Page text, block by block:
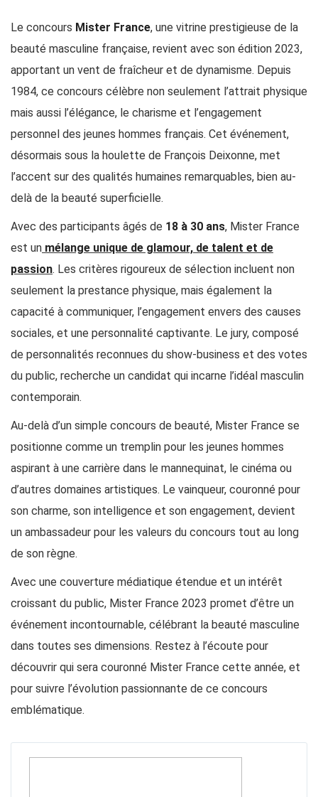
Le concours Mister France, une vitrine prestigieuse de la
beauté masculine française, revient avec son édition 2023,
apportant un vent de fraîcheur et de dynamisme. Depuis
1984, ce concours célèbre non seulement l’attrait physique
mais aussi l’élégance, le charisme et l’engagement
personnel des jeunes hommes français. Cet événement,
désormais sous la houlette de François Deixonne, met
l’accent sur des qualités humaines remarquables, bien au-
delà de la beauté superficielle.
Avec des participants âgés de 18 à 30 ans, Mister France
est un mélange unique de glamour, de talent et de
passion. Les critères rigoureux de sélection incluent non
seulement la prestance physique, mais également la
capacité à communiquer, l’engagement envers des causes
sociales, et une personnalité captivante. Le jury, composé
de personnalités reconnues du show-business et des votes
du public, recherche un candidat qui incarne l’idéal masculin
contemporain.
Au-delà d’un simple concours de beauté, Mister France se
positionne comme un tremplin pour les jeunes hommes
aspirant à une carrière dans le mannequinat, le cinéma ou
d’autres domaines artistiques. Le vainqueur, couronné pour
son charme, son intelligence et son engagement, devient
un ambassadeur pour les valeurs du concours tout au long
de son règne.
Avec une couverture médiatique étendue et un intérêt
croissant du public, Mister France 2023 promet d’être un
événement incontournable, célébrant la beauté masculine
dans toutes ses dimensions. Restez à l’écoute pour
découvrir qui sera couronné Mister France cette année, et
pour suivre l’évolution passionnante de ce concours
emblématique.